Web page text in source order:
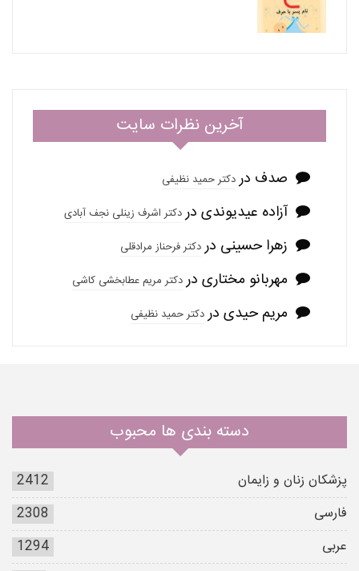
آخرین نظرات سایت
صدف دردکتر حمید نظیفی
آزاده عیدیوندی دردکتر اشرف زینلی نجف آبادی
زهرا حسینی دردکتر فرحناز مرادقلی
مهربانو مختاری دردکتر مریم عطابخشی کاشی
مریم حیدی دردکتر حمید نظیفی
دسته بندی ها محبوب
پزشکان زنان و زایمان
2412
فارسی
2308
عربی
1294